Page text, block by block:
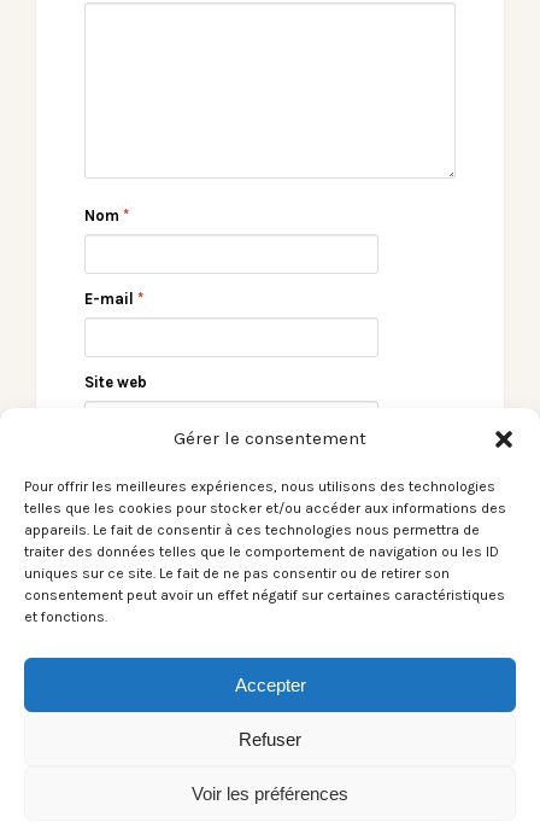
Gérer le consentement
Pour offrir les meilleures expériences, nous utilisons des technologies
telles que les cookies pour stocker et/ou accéder aux informations des
appareils. Le fait de consentir à ces technologies nous permettra de
traiter des données telles que le comportement de navigation ou les ID
uniques sur ce site. Le fait de ne pas consentir ou de retirer son
consentement peut avoir un effet négatif sur certaines caractéristiques
et fonctions.
Accepter
Refuser
Voir les préférences
Nom *
E-mail *
Site web
Gaëtan Henrion /
Cérémonie Inutile →
← Le Son du moment –
Ghostly Kisses /